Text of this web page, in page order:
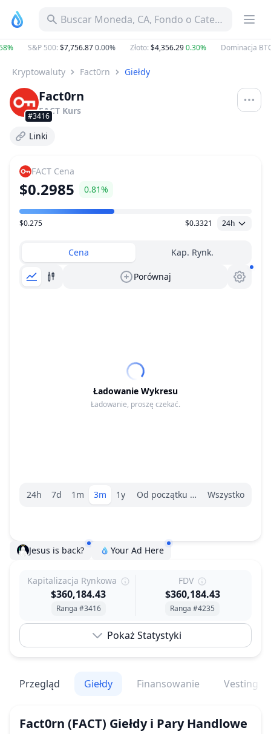
Buscar Moneda, CA, Fondo o Categoría
S&P 500:$7,756.870.00% Złoto:$4,356.290.30% Dominacja BTC
Kryptowaluty Fact0rn Giełdy
#3416
Fact0rn
FACT Kurs
Linki
FACT Cena
$0.2985 0.81%
Zakres Cen
$0.275 $0.3321 24h
Cena Kap. Rynk.
Porównaj
Ładowanie Wykresu
Ładowanie, proszę czekać.
Wybór zakresu.
24h 7d 1m 3m 1y Od początku rokuWszystko
Jesus is back? Your Ad Here
Kapitalizacja Rynkowa
$360,184.43
Ranga #3416
FDV
$360,184.43
Ranga #4235
Pokaż Statystyki
Przegląd Giełdy Finansowanie Vesting
Fact0rn (FACT) Giełdy i Pary Handlowe